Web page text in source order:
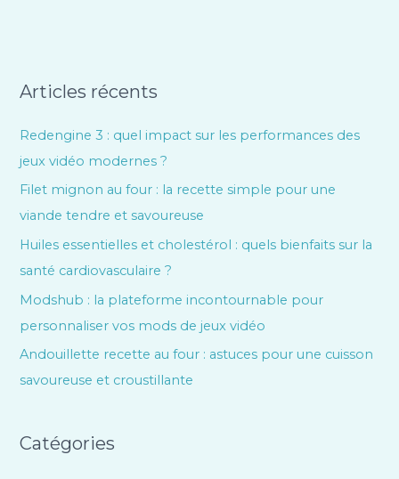
Articles récents
Redengine 3 : quel impact sur les performances des
jeux vidéo modernes ?
Filet mignon au four : la recette simple pour une
viande tendre et savoureuse
Huiles essentielles et cholestérol : quels bienfaits sur la
santé cardiovasculaire ?
Modshub : la plateforme incontournable pour
personnaliser vos mods de jeux vidéo
Andouillette recette au four : astuces pour une cuisson
savoureuse et croustillante
Catégories